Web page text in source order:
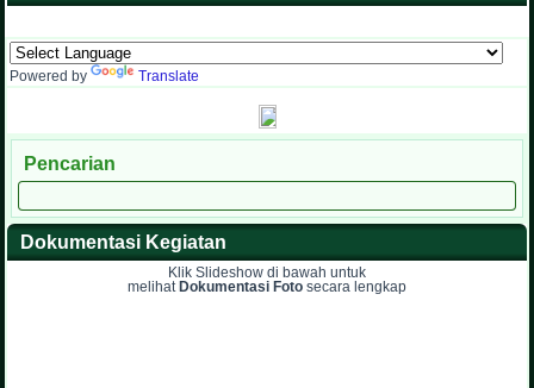
Powered by Translate
Pencarian
Dokumentasi Kegiatan
Klik Slideshow di bawah untuk
melihat Dokumentasi Foto secara lengkap